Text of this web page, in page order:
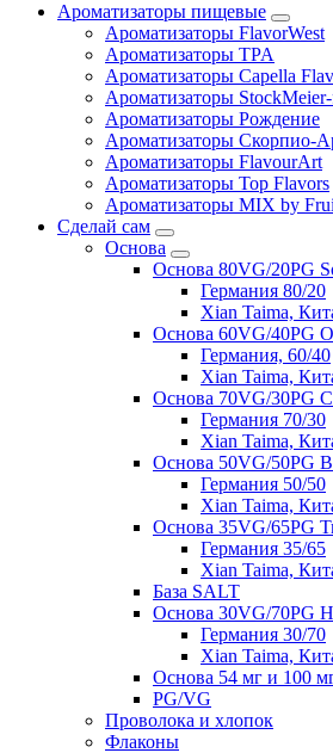
Ароматизаторы пищевые
Ароматизаторы FlavorWest
Ароматизаторы TPA
Ароматизаторы Capella
Ароматизаторы
Ароматизаторы Рождение
Ароматизаторы Скорпио-
Ароматизаторы FlavourArt
Ароматизаторы Top Flavors
Ароматизаторы MIX by
Сделай сам
Основа
Основа 80VG/20PG
Германия 80/20
Xian Taima,
Основа 60VG/40PG
Германия, 60/40
Xian Taima,
Основа 70VG/30PG
Германия 70/30
Xian Taima,
Основа 50VG/50PG
Германия 50/50
Xian Taima,
Основа 35VG/65PG
Германия 35/65
Xian Taima,
База SALT
Основа 30VG/70PG
Германия 30/70
Xian Taima,
Основа 54 мг и 100
PG/VG
Проволока и хлопок
Флаконы